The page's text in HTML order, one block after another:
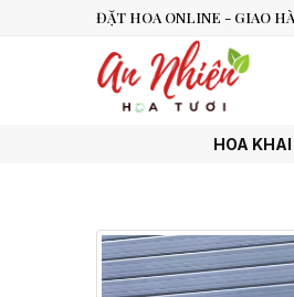
ĐẶT HOA ONLINE - GIAO
HOA